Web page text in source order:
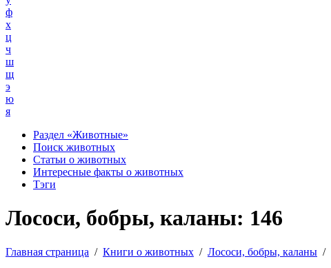
ф
х
ц
ч
ш
щ
э
ю
я
Раздел «Животные»
Поиск животных
Статьи о животных
Интересные факты о животных
Тэги
Лососи, бобры, каланы: 146
Главная страница / Книги о животных / Лососи, бобры, каланы /